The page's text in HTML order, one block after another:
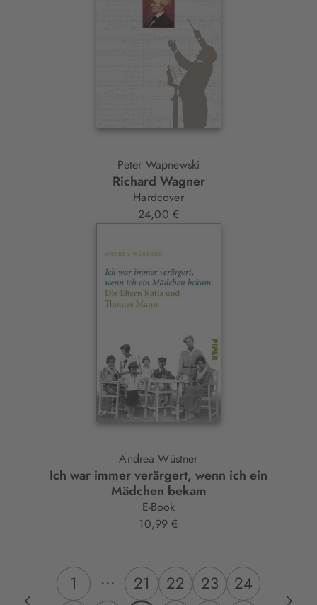
Peter Wapnewski
Richard Wagner
Hardcover
24,00 €
Andrea Wüstner
Ich war immer verärgert, wenn ich ein
Mädchen bekam
E-Book
10,99 €
1 ... 21 22 23
24